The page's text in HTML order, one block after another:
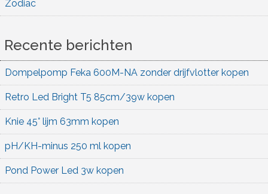
Zodiac
Recente berichten
Dompelpomp Feka 600M-NA zonder drijfvlotter kopen
Retro Led Bright T5 85cm/39w kopen
Knie 45° lijm 63mm kopen
pH/KH-minus 250 ml kopen
Pond Power Led 3w kopen